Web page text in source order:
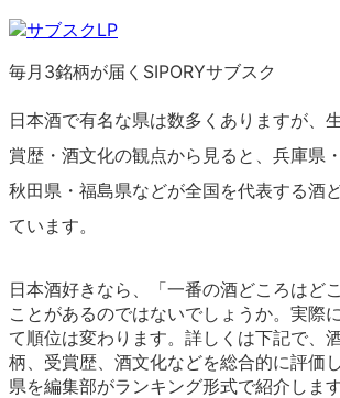
毎月3銘柄が届くSIPORYサブスク
日本酒で有名な県は数多くありますが、
賞歴・酒文化の観点から見ると、兵庫県
秋田県・福島県などが全国を代表する酒
ています。
日本酒好きなら、「一番の酒どころはど
ことがあるのではないでしょうか。実際
て順位は変わります。詳しくは下記で、
柄、受賞歴、酒文化などを総合的に評価
県を編集部がランキング形式で紹介します